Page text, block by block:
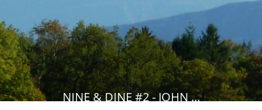
NINE & DINE #2 - JOHN ...